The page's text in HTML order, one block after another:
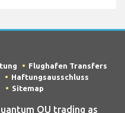
Flughafen Transfers
Haftungsausschluss
Sitemap
OU trading as